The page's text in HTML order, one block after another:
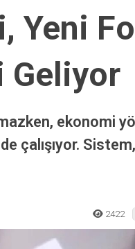
Yeni
Geliyor
ekonomi
çalışıyor.
2422